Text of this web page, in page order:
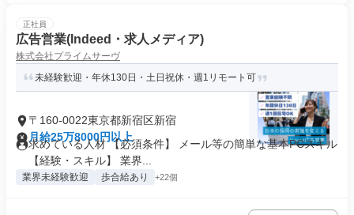
正社員
広告営業(Indeed・求人メディア)
株式会社プライムサーヴ
未経験歓迎・年休130日・土日祝休・週1リモート可
〒160-0022東京都新宿区新宿
月給25万8000円以上
求めている人材 【必須条件】 メール等の簡単な基本PCスキル
【経験・スキル】 業界...
業界未経験歓迎 歩合給あり +22個